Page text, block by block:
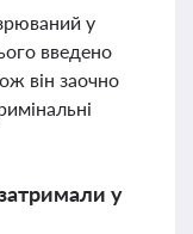
у
введено
він заочно
у